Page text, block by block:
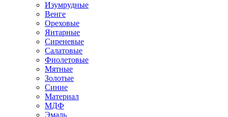
Изумрудные
Венге
Ореховые
Янтарные
Сиреневые
Салатовые
Фиолетовые
Мятные
Золотые
Синие
Материал
МДФ
Эмаль